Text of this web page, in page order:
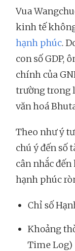
Vua
kinh tế
hạnh phúc.
con số GDP,
chính của
trường trong
văn hoá
Theo như ý
chú ý đến số
cân nhắc
hạnh phúc
Chỉ số
Khoảng
Time Log)